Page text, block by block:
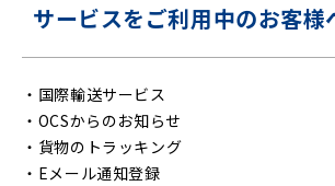
サービスをご利用中のお客様
・ 国際輸送サービス
・ OCSからのお知らせ
・ 貨物のトラッキング
・ Eメール通知登録